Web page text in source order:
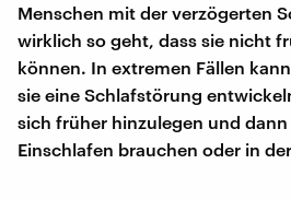
Menschen mit der verzögerten
wirklich so geht, dass sie nicht
können. In extremen Fällen
sie eine Schlafstörung
sich früher hinzulegen und dann
Einschlafen brauchen oder in